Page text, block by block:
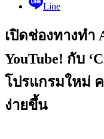
Line
เปิดช่องทางทำ
YouTube! กับ
โปรแกรมใหม่
ง่ายขึ้น